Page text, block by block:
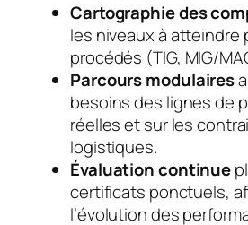
Cartographie des
les niveaux à atteindre
procédés (TIG, MIG/
Parcours modulaires
besoins des lignes de
réelles et sur les
logistiques.
Évaluation continue
certificats ponctuels,
l’évolution des